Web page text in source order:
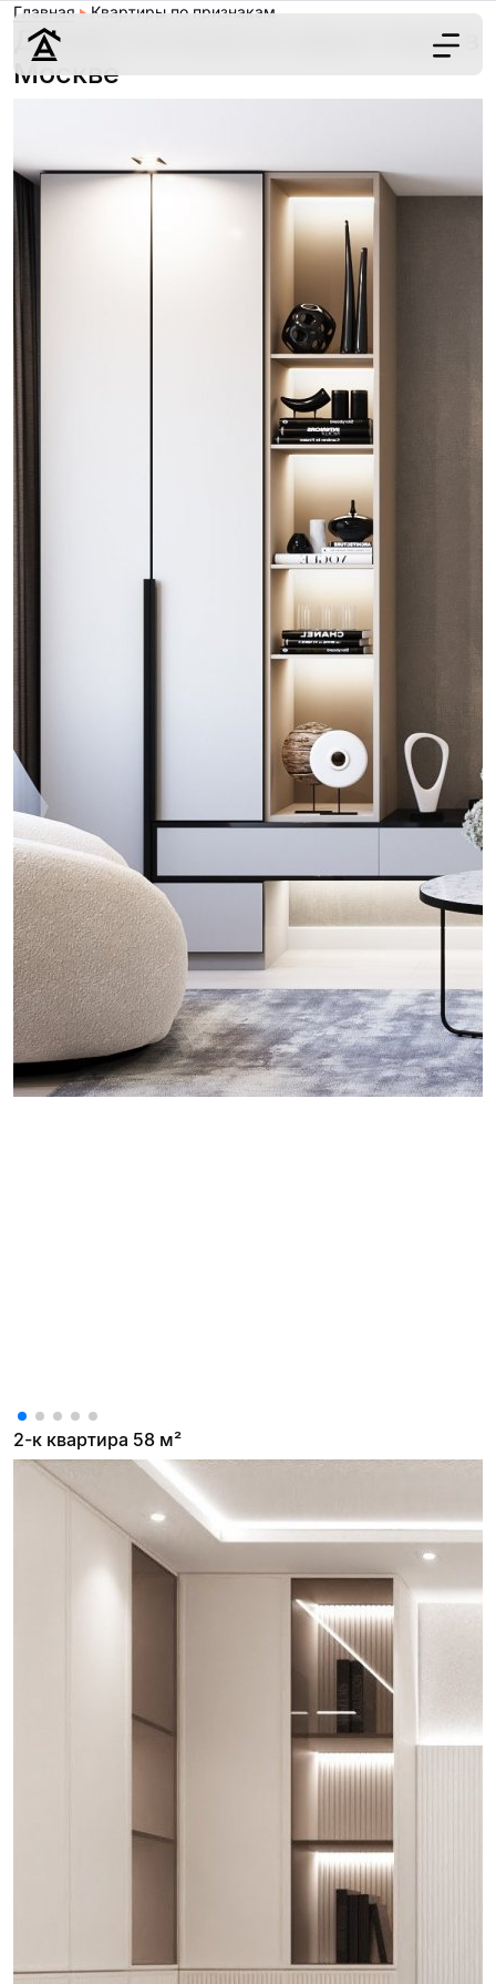
Цены
Наши работы
Контакты
г. Москва
8 (495) 109-
22-59
Обсудить
Главная Квартиры по признакам
Дизайн гостиных в серых тонах в
Москве
2-к квартира 58 м²